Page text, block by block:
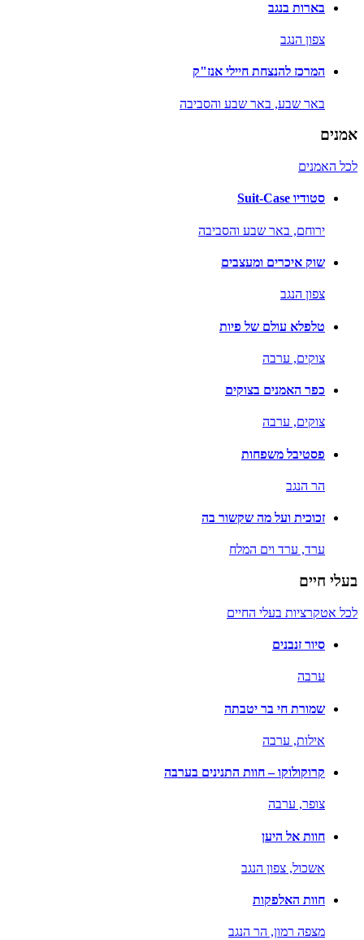
בארות בנגב
צפון הנגב
המרכז להנצחת חיילי אנז"ק
באר שבע, באר שבע והסביבה
אמנים
לכל האמנים
סטודיו Suit-Case
ירוחם, באר שבע והסביבה
שוק איכרים ומעצבים
צפון הנגב
טלפלא עולם של פיות
צוקים, ערבה
כפר האמנים בצוקים
צוקים, ערבה
פסטיבל משפחות
הר הנגב
זכוכית ועל מה שקשור בה
ערד, ערד וים המלח
בעלי חיים
לכל אטקרציות בעלי החיים
סיור זנבנים
ערבה
שמורת חי בר יטבתה
אילות, ערבה
קרוקולוקו – חוות התנינים בערבה
צופר, ערבה
חוות אל היען
אשכול, צפון הנגב
חוות האלפקות
מצפה רמון, הר הנגב